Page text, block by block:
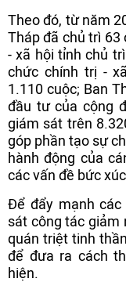
Theo đó, từ năm
Tháp đã chủ trì 63
- xã hội tỉnh chủ
chức chính trị -
1.110 cuộc; Ban
đầu tư của cộng
giám sát trên
góp phần tạo sự
hành động của
các vấn đề bức
Để đẩy mạnh
sát công tác giảm
quán triệt tinh
để đưa ra cách
hiện.